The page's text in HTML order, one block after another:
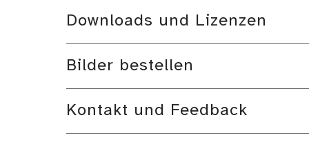
Downloads und Lizenzen
Bilder bestellen
Kontakt und Feedback